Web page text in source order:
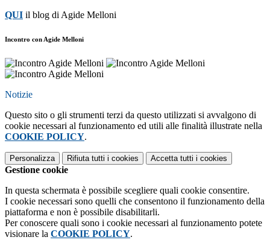
QUI il blog di Agide Melloni
Incontro con Agide Melloni
Notizie
Questo sito o gli strumenti terzi da questo utilizzati si avvalgono di
cookie necessari al funzionamento ed utili alle finalità illustrate nella
COOKIE POLICY.
Personalizza Rifiuta tutti i cookies Accetta tutti i cookies
Gestione cookie
In questa schermata è possibile scegliere quali cookie consentire.
I cookie necessari sono quelli che consentono il funzionamento della
piattaforma e non è possibile disabilitarli.
Per conoscere quali sono i cookie necessari al funzionamento potete
visionare la COOKIE POLICY.